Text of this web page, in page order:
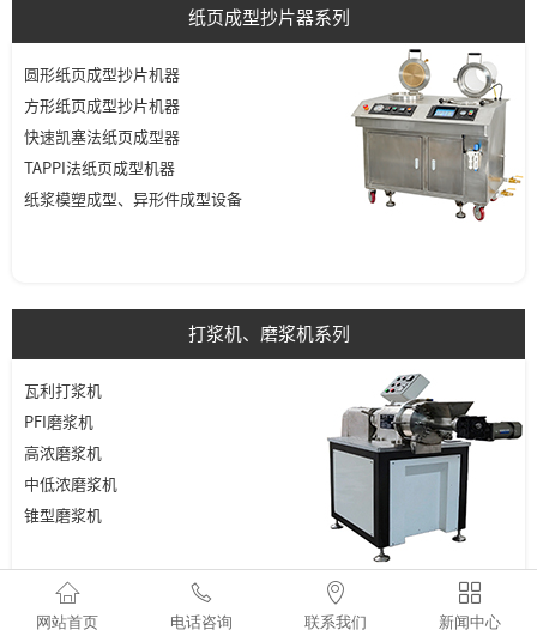
纸页成型抄片器系列
圆形纸页成型抄片机器
方形纸页成型抄片机器
快速凯塞法纸页成型器
TAPPI法纸页成型机器
纸浆模塑成型、异形件成型设备
打浆机、磨浆机系列
瓦利打浆机
PFI磨浆机
高浓磨浆机
中低浓磨浆机
锥型磨浆机

网站首页

电话咨询

联系我们

新闻中心